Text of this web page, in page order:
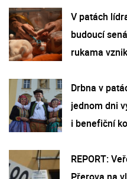
V patách
budoucí
rukama
Drbna v
jednom dni
i benefiční
REPORT: